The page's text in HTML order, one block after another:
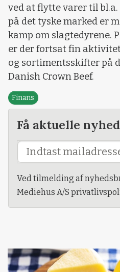
ved at flytte varer til
på det tyske marked er
kamp om slagtedyrene.
er der fortsat fin
og sortimentsskifter på
Danish Crown Beef.
Finans
Få aktuelle
Ved tilmelding af
Mediehus A/S